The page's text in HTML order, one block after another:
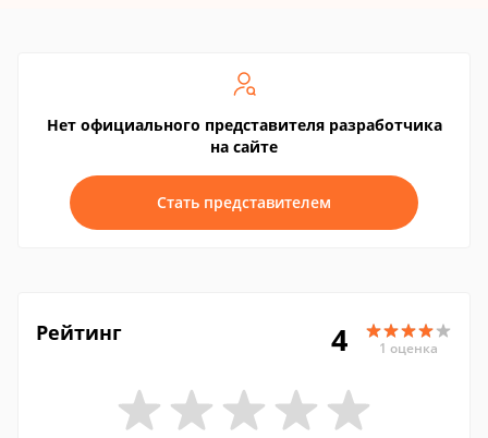
Нет официального представителя разработчика
на сайте
Стать представителем
Рейтинг 4 1 оценка